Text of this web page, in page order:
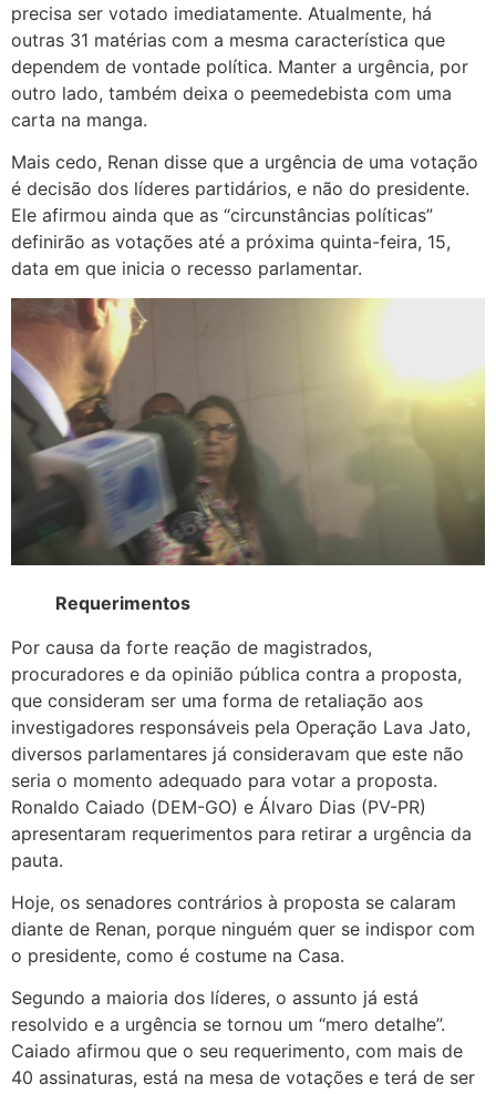
precisa ser votado imediatamente. Atualmente, há
outras 31 matérias com a mesma característica que
dependem de vontade política. Manter a urgência, por
outro lado, também deixa o peemedebista com uma
carta na manga.
Mais cedo, Renan disse que a urgência de uma votação
é decisão dos líderes partidários, e não do presidente.
Ele afirmou ainda que as “circunstâncias políticas”
definirão as votações até a próxima quinta-feira, 15,
data em que inicia o recesso parlamentar.
Requerimentos
Por causa da forte reação de magistrados,
procuradores e da opinião pública contra a proposta,
que consideram ser uma forma de retaliação aos
investigadores responsáveis pela Operação Lava Jato,
diversos parlamentares já consideravam que este não
seria o momento adequado para votar a proposta.
Ronaldo Caiado (DEM-GO) e Álvaro Dias (PV-PR)
apresentaram requerimentos para retirar a urgência da
pauta.
Hoje, os senadores contrários à proposta se calaram
diante de Renan, porque ninguém quer se indispor com
o presidente, como é costume na Casa.
Segundo a maioria dos líderes, o assunto já está
resolvido e a urgência se tornou um “mero detalhe”.
Caiado afirmou que o seu requerimento, com mais de
40 assinaturas, está na mesa de votações e terá de ser